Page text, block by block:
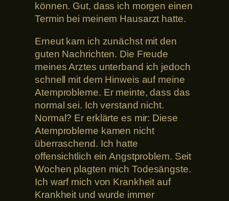
können. Gut, dass ich morgen einen
Termin bei meinem Hausarzt hatte.
Erneut kam ich zunächst mit den
guten Nachrichten. Die Freude
meines Arztes unterband ich jedoch
schnell mit dem Hinweis auf meine
Atemprobleme. Er meinte, dass das
normal sei. Ich verstand nicht.
Normal? Er erklärte es mir: Diese
Atemprobleme kamen nicht
überraschend. Ich hatte
offensichtlich ein Angstproblem. Seit
Wochen plagten mich Todesängste.
Ich warf mich von Krankheit auf
Krankheit und wurde immer